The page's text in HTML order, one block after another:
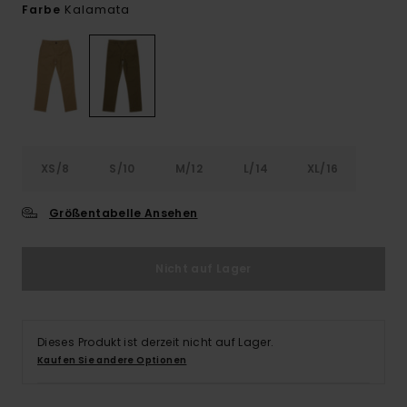
Farbe Kalamata
XS/8 S/10 M/12 L/14 XL/16
Größentabelle Ansehen
Dieses Produkt ist derzeit nicht auf Lager.
Kaufen Sie andere Optionen